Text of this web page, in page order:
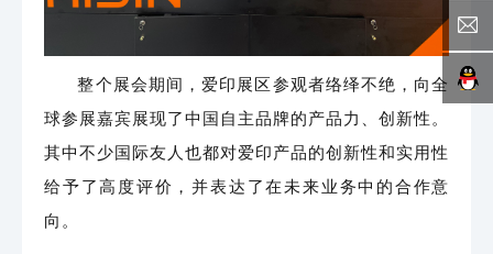
整个展会期间，爱印展区参观者络绎不绝，向全
球参展嘉宾展现了中国自主品牌的产品力、创新性。
其中不少国际友人也都对爱印产品的创新性和实用性
给予了高度评价，并表达了在未来业务中的合作意
向。